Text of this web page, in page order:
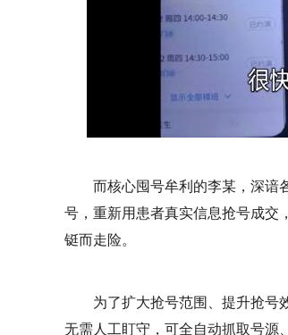
而核心囤号牟利的李某，深谙
号，重新用患者真实信息抢号成交
铤而走险。
为了扩大抢号范围、提升抢号
无需人工盯守，可全自动抓取号源